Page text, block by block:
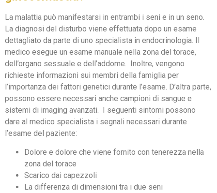
La malattia può manifestarsi in entrambi i seni e in un seno.
La diagnosi del disturbo viene effettuata dopo un esame
dettagliato da parte di uno specialista in endocrinologia. Il
medico esegue un esame manuale nella zona del torace,
dell’organo sessuale e dell’addome. Inoltre, vengono
richieste informazioni sui membri della famiglia per
l’importanza dei fattori genetici durante l’esame. D’altra parte,
possono essere necessari anche campioni di sangue e
sistemi di imaging avanzati. I seguenti sintomi possono
dare al medico specialista i segnali necessari durante
l’esame del paziente:
Dolore e dolore che viene fornito con tenerezza nella
zona del torace
Scarico dai capezzoli
La differenza di dimensioni tra i due seni